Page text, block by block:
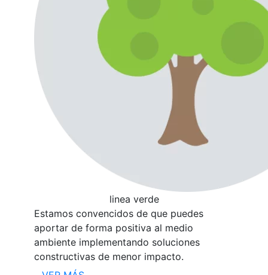
linea verde
Estamos convencidos de que puedes
aportar de forma positiva al medio
ambiente implementando soluciones
constructivas de menor impacto.